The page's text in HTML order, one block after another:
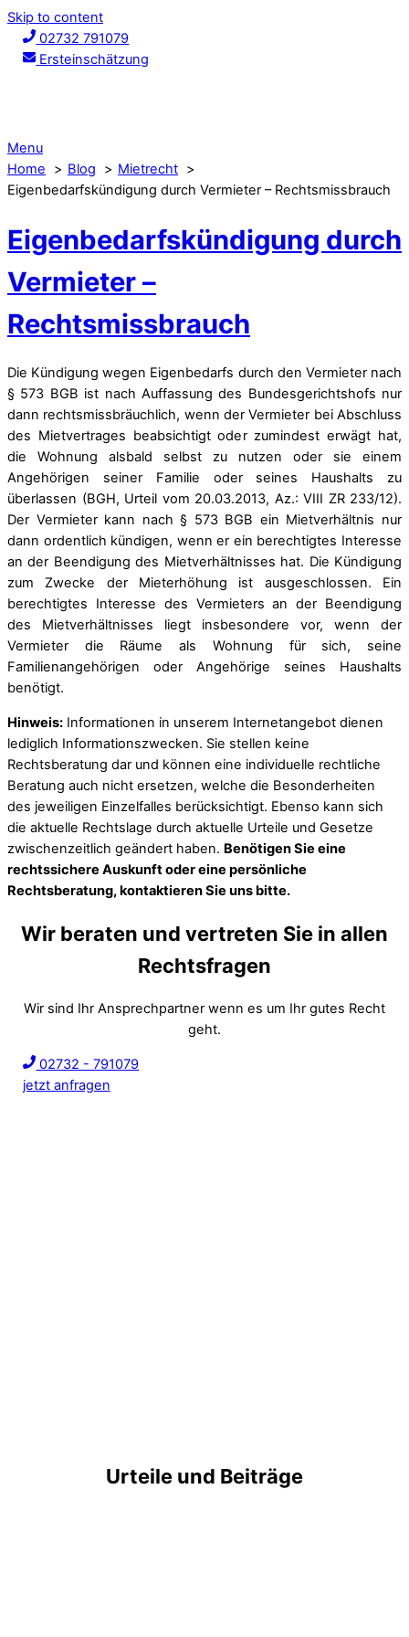
Skip to content
02732 791079
Ersteinschätzung
Menu
Home
Blog
Mietrecht
Eigenbedarfskündigung durch Vermieter – Rechtsmissbrauch
Eigenbedarfskündigung durch
Vermieter –
Rechtsmissbrauch
Die Kündigung wegen Eigenbedarfs durch den Vermieter nach
§ 573 BGB ist nach Auffassung des Bundesgerichtshofs nur
dann rechtsmissbräuchlich, wenn der Vermieter bei Abschluss
des Mietvertrages beabsichtigt oder zumindest erwägt hat,
die Wohnung alsbald selbst zu nutzen oder sie einem
Angehörigen seiner Familie oder seines Haushalts zu
überlassen (BGH, Urteil vom 20.03.2013, Az.: VIII ZR 233/12).
Der Vermieter kann nach § 573 BGB ein Mietverhältnis nur
dann ordentlich kündigen, wenn er ein berechtigtes Interesse
an der Beendigung des Mietverhältnisses hat. Die Kündigung
zum Zwecke der Mieterhöhung ist ausgeschlossen. Ein
berechtigtes Interesse des Vermieters an der Beendigung
des Mietverhältnisses liegt insbesondere vor, wenn der
Vermieter die Räume als Wohnung für sich, seine
Familienangehörigen oder Angehörige seines Haushalts
benötigt.
Hinweis: Informationen in unserem Internetangebot dienen
lediglich Informationszwecken. Sie stellen keine
Rechtsberatung dar und können eine individuelle rechtliche
Beratung auch nicht ersetzen, welche die Besonderheiten
des jeweiligen Einzelfalles berücksichtigt. Ebenso kann sich
die aktuelle Rechtslage durch aktuelle Urteile und Gesetze
zwischenzeitlich geändert haben. Benötigen Sie eine
rechtssichere Auskunft oder eine persönliche
Rechtsberatung, kontaktieren Sie uns bitte.
Wir beraten und vertreten Sie in allen
Rechtsfragen
Wir sind Ihr Ansprechpartner wenn es um Ihr gutes Recht
geht.
02732 - 791079
jetzt anfragen
Urteile und Beiträge